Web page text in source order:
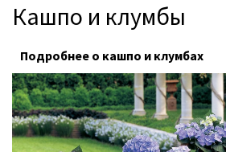
Кашпо и клумбы
Подробнее о кашпо и клумбах